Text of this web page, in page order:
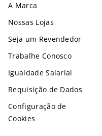
A Marca
Nossas Lojas
Seja um Revendedor
Trabalhe Conosco
Igualdade Salarial
Requisição de Dados
Configuração de
Cookies